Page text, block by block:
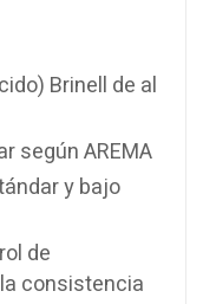
Brinell de al
según AREMA
y bajo
de
consistencia